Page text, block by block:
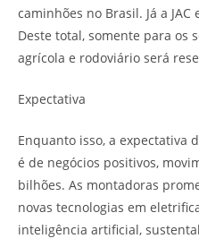
caminhões no Brasil. Já a
Deste total, somente para os
agrícola e rodoviário será
Expectativa
Enquanto isso, a expectativa
é de negócios positivos,
bilhões. As montadoras
novas tecnologias em
inteligência artificial,